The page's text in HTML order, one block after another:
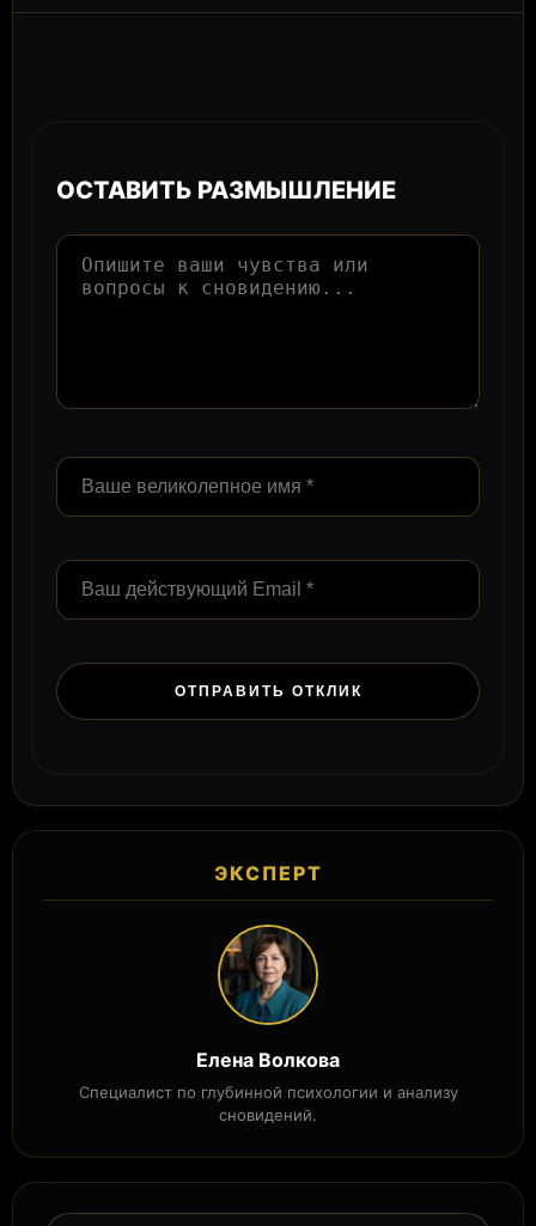
ОСТАВИТЬ РАЗМЫШЛЕНИЕ
ЭКСПЕРТ
Елена Волкова
Специалист по глубинной психологии и анализу
сновидений.